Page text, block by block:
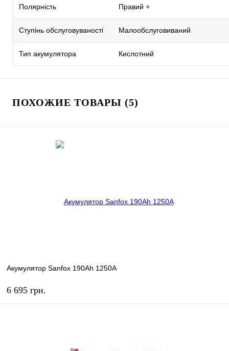
Полярність Правий +
Ступінь обслуговуваності Малообслуговиваний
Тип акумулятора Кислотний
ПОХОЖИЕ ТОВАРЫ (5)
Акумулятор Sanfox 190Ah 1250A
6 695 грн.